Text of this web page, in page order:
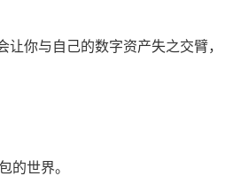
你与自己的数字资产失之交臂，
的世界。